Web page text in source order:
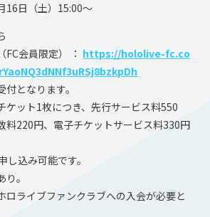
16日（土）15:00〜
FC会員限定） ： https://hololive-fc.co
となります。
ット1枚につき、先行サービス料550
料220円、電子チケットサービス料330円
込み可能です。
。
ライブファンクラブへの入会が必要と